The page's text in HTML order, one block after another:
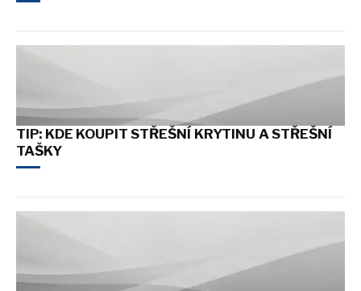
TIP: KDE KOUPIT STŘEŠNÍ KRYTINU A STŘEŠNÍ
TAŠKY